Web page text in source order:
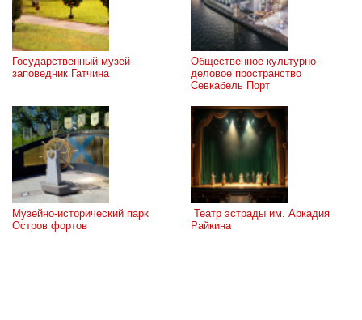
Государственный музей-
заповедник Гатчина
Общественное культурно-
деловое пространство
Севкабель Порт
Музейно-исторический парк
Остров фортов
Райкина